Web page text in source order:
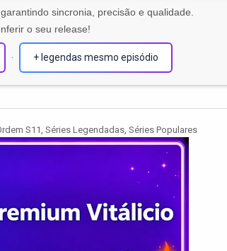
sincronia, precisão e qualidade.
o seu release!
· + legendas mesmo episódio
S11 Séries Legendadas, Séries Populares